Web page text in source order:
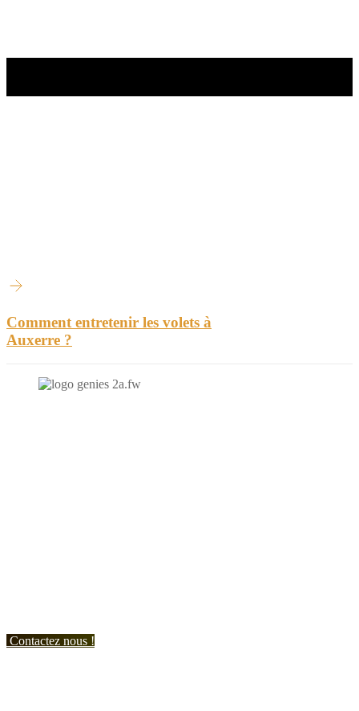
Comment entretenir les volets à
Auxerre ?
Contactez nous !